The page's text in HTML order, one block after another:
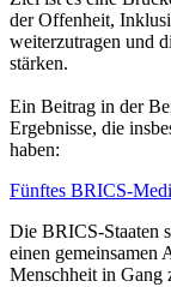
der Offenheit,
weiterzutragen und
stärken.
Ein Beitrag in der
Ergebnisse, die
haben:
Fünftes BRICS-
Die BRICS-Staaten
einen gemeinsamen
Menschheit in Gang